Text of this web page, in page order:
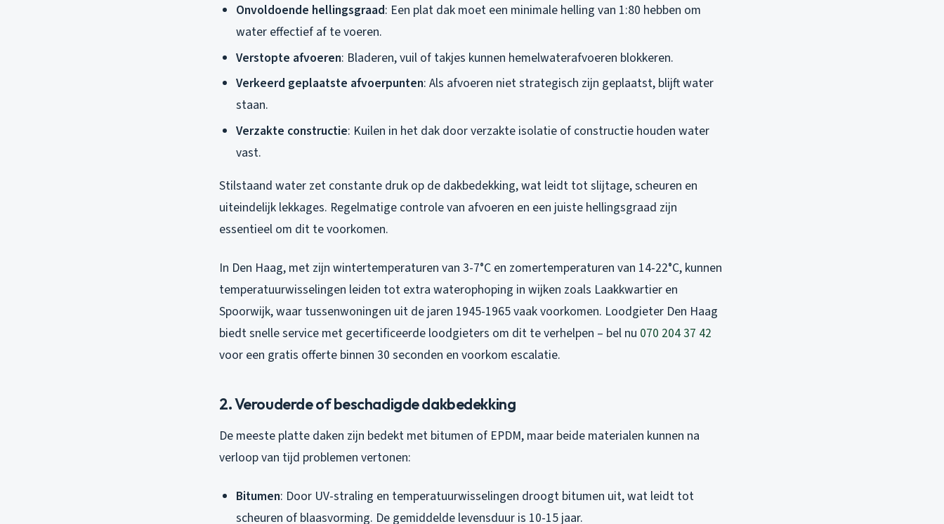
Onvoldoende hellingsgraad: Een plat dak moet een minimale helling van 1:80 hebben om
water effectief af te voeren.
Verstopte afvoeren: Bladeren, vuil of takjes kunnen hemelwaterafvoeren blokkeren.
Verkeerd geplaatste afvoerpunten: Als afvoeren niet strategisch zijn geplaatst, blijft water
staan.
Verzakte constructie: Kuilen in het dak door verzakte isolatie of constructie houden water
vast.
Stilstaand water zet constante druk op de dakbedekking, wat leidt tot slijtage, scheuren en
uiteindelijk lekkages. Regelmatige controle van afvoeren en een juiste hellingsgraad zijn
essentieel om dit te voorkomen.
In Den Haag, met zijn wintertemperaturen van 3-7°C en zomertemperaturen van 14-22°C, kunnen
temperatuurwisselingen leiden tot extra waterophoping in wijken zoals Laakkwartier en
Spoorwijk, waar tussenwoningen uit de jaren 1945-1965 vaak voorkomen. Loodgieter Den Haag
biedt snelle service met gecertificeerde loodgieters om dit te verhelpen – bel nu 070 204 37 42
voor een gratis offerte binnen 30 seconden en voorkom escalatie.
2. Verouderde of beschadigde dakbedekking
De meeste platte daken zijn bedekt met bitumen of EPDM, maar beide materialen kunnen na
verloop van tijd problemen vertonen:
Bitumen: Door UV-straling en temperatuurwisselingen droogt bitumen uit, wat leidt tot
scheuren of blaasvorming. De gemiddelde levensduur is 10-15 jaar.